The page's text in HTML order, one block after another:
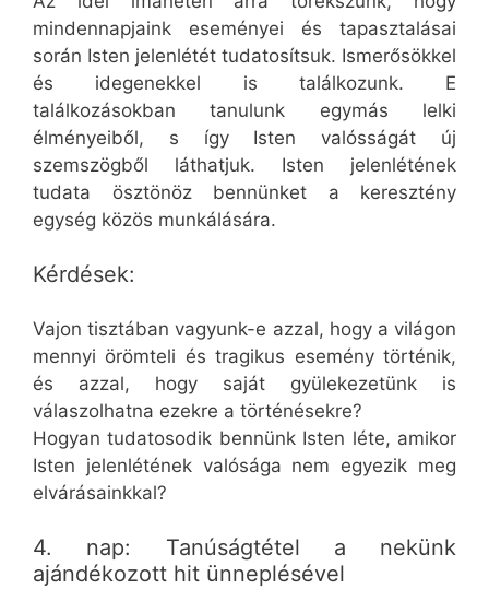
mindennapjaink eseményei és tapasztalásai
során Isten jelenlétét tudatosítsuk. Ismerősökkel
és idegenekkel is találkozunk. E
találkozásokban tanulunk egymás lelki
élményeiből, s így Isten valósságát új
szemszögből láthatjuk. Isten jelenlétének
tudata ösztönöz bennünket a keresztény
egység közös munkálására.
Kérdések:
Vajon tisztában vagyunk-e azzal, hogy a világon
mennyi örömteli és tragikus esemény történik,
és azzal, hogy saját gyülekezetünk is
válaszolhatna ezekre a történésekre?
Hogyan tudatosodik bennünk Isten léte, amikor
Isten jelenlétének valósága nem egyezik meg
elvárásainkkal?
4. nap: Tanúságtétel a nekünk
ajándékozott hit ünneplésével